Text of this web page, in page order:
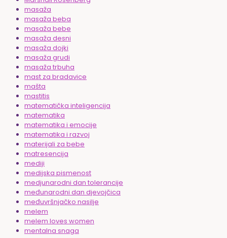
masaža
masaža beba
masaža bebe
masaža desni
masaža dojki
masaža grudi
masaža trbuha
mast za bradavice
mašta
mastitis
matematička inteligencija
matematika
matematika i emocije
matematika i razvoj
materijali za bebe
matresencija
mediji
medijska pismenost
medjunarodni dan tolerancije
međunarodni dan djevojčica
međuvršnjačko nasilje
melem
melem loves women
mentalna snaga